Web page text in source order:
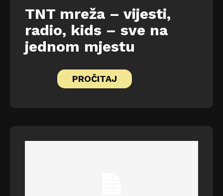
TNT mreža – vijesti,
radio, kids – sve na
jednom mjestu
PROČITAJ